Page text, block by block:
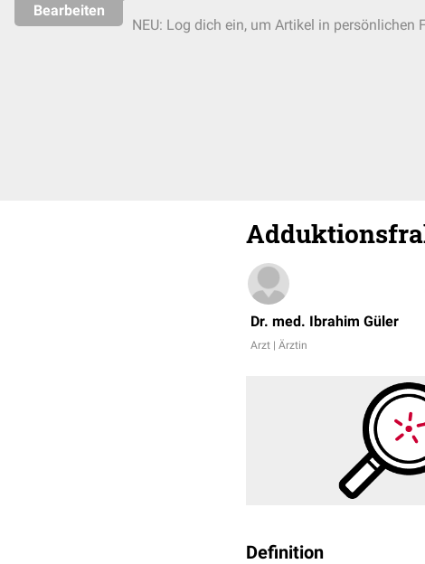
Bearbeiten
NEU: Log dich ein, um Artikel in persönlichen
Dr. med. Ibrahim Güler
Arzt | Ärztin
Definition